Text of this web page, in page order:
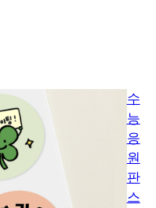
수
능
응
원
판
스